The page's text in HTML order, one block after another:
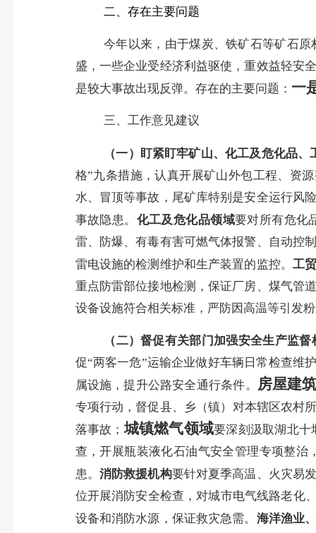
二、存在主要问题
今年以来，由于煤炭、铁矿石等矿石
盛，一些企业受经济利益驱使，重效益轻安
是较大事故出现反弹。 存在的主要问题： 一
三、工作意见建议
（一） 盯紧盯牢矿山、化工及危化品、
格”九条措施，认真开展矿山外包工程、资
水、冒顶等事故， 尾矿库特别是安全运行风
事故隐患。 化工及危化品领域要对所有危化
雷、防爆、有毒有害可燃气体报警、自动控
雷电设施的检测维护和生产装置的监控。工
重点防雷部位接地检测，保证厂房、煤气管
设备设施符合相关标准，严防因高温等引发粉
（二）督促有关部门 加强安全生产监督
促“两客一危”运输企业做好车辆日常检查维
属设施，提升公路安全通行条件。 房屋建
专项行动，督促县、乡（镇）对本辖区农村
落事故；城镇燃气领域要深刻汲取湖北十
查，开展瓶装液化石油气安全管理专项整
患。 消防救援机构要针对夏季高温、火灾易
位开展消防安全检查，对城市电气线路老化
设备和消防水源，保证救灾急需。 海洋渔业